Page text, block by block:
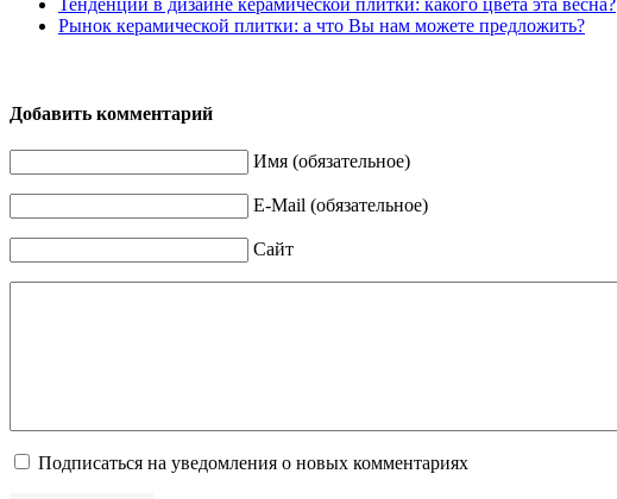
Рынок керамической плитки: а что Вы нам можете предложить?
Добавить комментарий
Имя (обязательное)
E-Mail (обязательное)
Сайт
Подписаться на уведомления о новых комментариях